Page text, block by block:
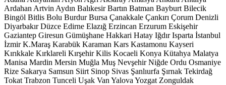
Ardahan Artvin Aydın Balıkesir Bartın Batman Bayburt Bilecik
Bingöl Bitlis Bolu Burdur Bursa Çanakkale Çankırı Çorum Denizli
Diyarbakır Düzce Edirne Elazığ Erzincan Erzurum Eskişehir
Gaziantep Giresun Gümüşhane Hakkari Hatay Iğdır Isparta İstanbul
İzmir K.Maraş Karabük Karaman Kars Kastamonu Kayseri
Kırıkkale Kırklareli Kırşehir Kilis Kocaeli Konya Kütahya Malatya
Manisa Mardin Mersin Muğla Muş Nevşehir Niğde Ordu Osmaniye
Rize Sakarya Samsun Siirt Sinop Sivas Şanlıurfa Şırnak Tekirdağ
Tokat Trabzon Tunceli Uşak Van Yalova Yozgat Zonguldak